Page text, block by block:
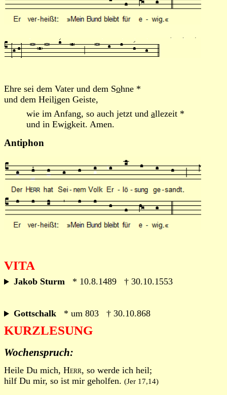
Ehre sei dem Vater und dem Sohne *
und dem Heiligen Geiste,
wie im Anfang, so auch jetzt und allezeit *
und in Ewigkeit. Amen.
Antiphon
VITA
Jakob Sturm* 10.8.1489 † 30.10.1553
Gottschalk* um 803 † 30.10.868
KURZLESUNG
Wochenspruch:
Heile Du mich, Herr, so werde ich heil;
hilf Du mir, so ist mir geholfen. (Jer 17,14)